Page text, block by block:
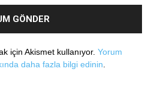
için Akismet kullanıyor. Yorum
daha fazla bilgi edinin